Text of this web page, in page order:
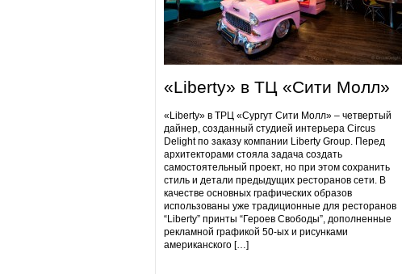
«Liberty» в ТЦ «Сити Молл»
«Liberty» в ТРЦ «Сургут Сити Молл» – четвертый
дайнер, созданный студией интерьера Circus
Delight по заказу компании Liberty Group. Перед
архитекторами стояла задача создать
самостоятельный проект, но при этом сохранить
стиль и детали предыдущих ресторанов сети. В
качестве основных графических образов
использованы уже традиционные для ресторанов
“Liberty” принты “Героев Свободы”, дополненные
рекламной графикой 50-ых и рисунками
американского […]